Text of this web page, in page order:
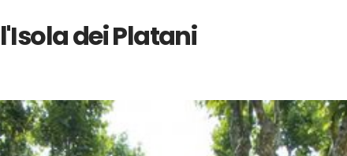
dei Platani